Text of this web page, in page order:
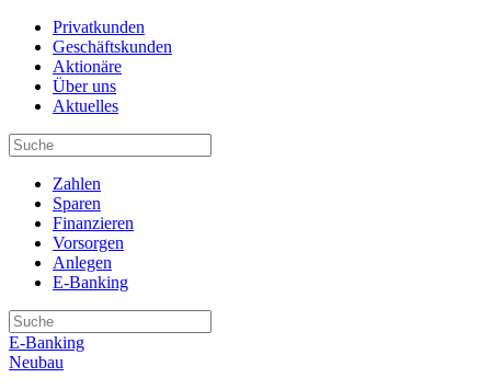
Privatkunden
Geschäftskunden
Aktionäre
Über uns
Aktuelles
Zahlen
Sparen
Finanzieren
Vorsorgen
Anlegen
E-Banking
E-Banking
Neubau